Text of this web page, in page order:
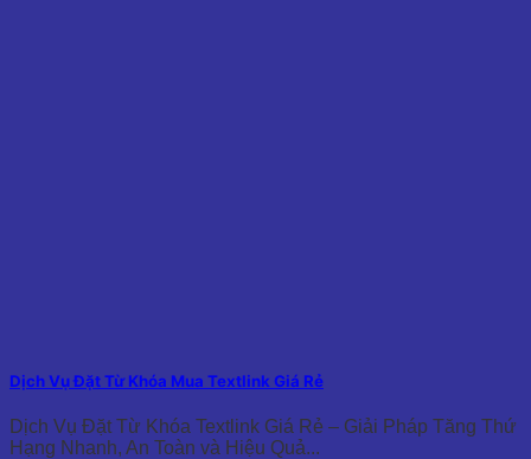
Dịch Vụ Đặt Từ Khóa Mua Textlink Giá Rẻ
Dịch Vụ Đặt Từ Khóa Textlink Giá Rẻ – Giải Pháp Tăng Thứ
Hạng Nhanh, An Toàn và Hiệu Quả...